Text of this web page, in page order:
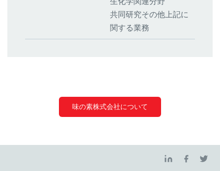
共同研究その他上記に
関する業務
味の素株式会社について